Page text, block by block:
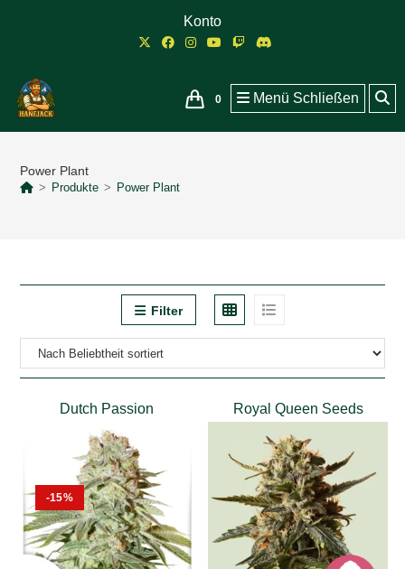
Konto
0 Menü Schließen
Power Plant
> Produkte > Power Plant
Filter
Dutch Passion
-15%
Royal Queen Seeds